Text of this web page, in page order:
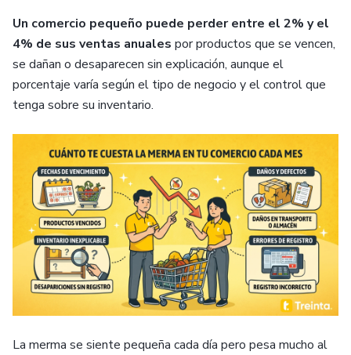
Un comercio pequeño puede perder entre el 2% y el
4% de sus ventas anuales por productos que se vencen,
se dañan o desaparecen sin explicación, aunque el
porcentaje varía según el tipo de negocio y el control que
tenga sobre su inventario.
La merma se siente pequeña cada día pero pesa mucho al